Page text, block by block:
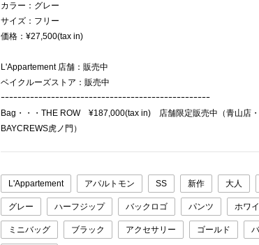
カラー：グレー
サイズ：フリー
価格：¥27,500(tax in)
L'Appartement 店舗：販売中
ベイクルーズストア：販売中
ｰｰｰｰｰｰｰｰｰｰｰｰｰｰｰｰｰｰｰｰｰｰｰｰｰｰｰｰｰｰｰｰｰｰｰｰｰｰｰｰｰｰｰｰｰｰｰｰｰｰ
Bag・・・THE ROW ¥187,000(tax in) 店舗限定販売中（青山店
BAYCREWS虎ノ門）
L'Appartement アパルトモン SS 新作 大人
グレー ハーフジップ バックロゴ パンツ ホワ
ミニバッグ ブラック アクセサリー ゴールド